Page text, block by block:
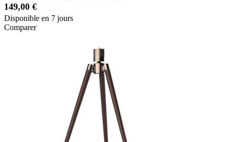
149,00 €
Disponible en 7 jours
Comparer